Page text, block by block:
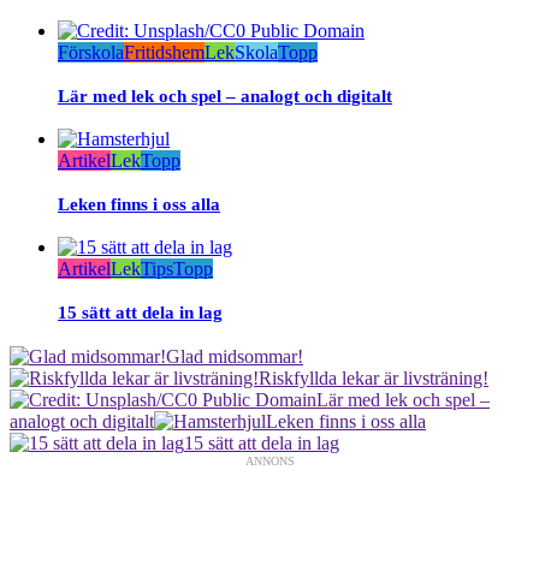
FörskolaFritidshemLekSkolaTopp
Lär med lek och spel – analogt och digitalt
ArtikelLekTopp
Leken finns i oss alla
ArtikelLekTipsTopp
15 sätt att dela in lag
Glad midsommar!
Riskfyllda lekar är livsträning!
Lär med lek och spel –
analogt och digitalt
Leken finns i oss alla
15 sätt att dela in lag
ANNONS